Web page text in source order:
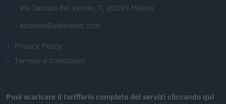
Via Jacopo dal Verme, 7, 20159 Milano
aziende@adintend.com
Privacy Policy
Termini e Condizioni
Puoi scaricare il tariffario completo dei servizi cliccando qui